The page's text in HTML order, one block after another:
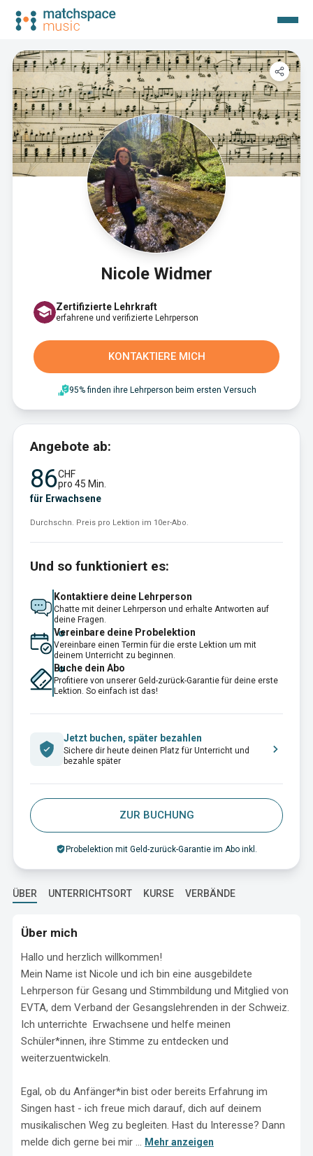
Nicole Widmer
Zertifizierte Lehrkraft
erfahrene und verifizierte Lehrperson
KONTAKTIERE MICH
95% finden ihre Lehrperson beim ersten Versuch
Angebote ab:
86CHF
pro 45 Min.
für Erwachsene
Durchschn. Preis pro Lektion im 10er-Abo.
Und so funktioniert es:
Kontaktiere deine Lehrperson
Chatte mit deiner Lehrperson und erhalte Antworten auf
deine Fragen.
Vereinbare deine Probelektion
Vereinbare einen Termin für die erste Lektion um mit
deinem Unterricht zu beginnen.
Buche dein Abo
Profitiere von unserer Geld-zurück-Garantie für deine erste
Lektion. So einfach ist das!
Jetzt buchen, später bezahlen
Sichere dir heute deinen Platz für Unterricht und
bezahle später
ZUR BUCHUNG
Probelektion mit Geld-zurück-Garantie im Abo inkl.
ÜBER UNTERRICHTSORT KURSE VERBÄNDE
Über mich
Hallo und herzlich willkommen!
Mein Name ist Nicole und ich bin eine ausgebildete
Lehrperson für Gesang und Stimmbildung und Mitglied von
EVTA, dem Verband der Gesangslehrenden in der Schweiz.
Ich unterrichte  Erwachsene und helfe meinen
Schüler*innen, ihre Stimme zu entdecken und
weiterzuentwickeln.
Egal, ob du Anfänger*in bist oder bereits Erfahrung im
Singen hast - ich freue mich darauf, dich auf deinem
musikalischen Weg zu begleiten. Hast du Interesse? Dann
melde dich gerne bei mir ... Mehr anzeigen